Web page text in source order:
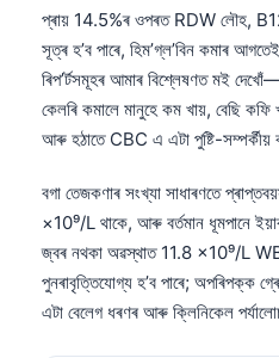
প্ৰায় 14.5%ৰ ওপৰত RDW লৌহ,
সূত্ৰ হ’ব পাৰে, হিম’গ্ল’বিন কমাৰ
ৰিপ’ৰ্টসমূহৰ আমাৰ বিশ্লেষণত মই
কেলৰি কমালে মানুহে কম খায়, বেছি
আৰু হঠাতে CBC এ এটা পুষ্টি-
বগা তেজকণাৰ সংখ্যা সাধাৰণতে
×10⁹/L থাকে, আৰু বৰ্তমান ধূমপানে ইয়াক
জ্বৰ নথকা অৱস্থাত 11.8 ×10⁹/L
পুনৰাবৃত্তিযোগ্য হ’ব পাৰে; অপৰিপক্ক
এটা বেলেগ ধৰণৰ আৰু ক্লিনিকেল